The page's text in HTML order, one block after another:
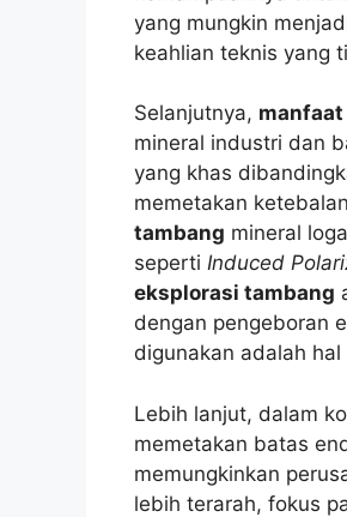
yang mungkin
keahlian teknis yang
Selanjutnya,
mineral industri dan
yang khas
memetakan
tambang mineral
seperti Induced
eksplorasi tambang
dengan pengeboran
digunakan adalah
Lebih lanjut, dalam
memetakan batas
memungkinkan
lebih terarah, fokus